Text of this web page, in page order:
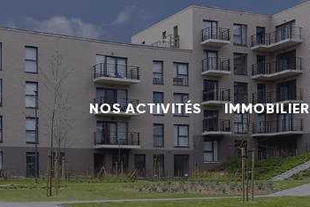
NOS ACTIVITÉS IMMOBILIER